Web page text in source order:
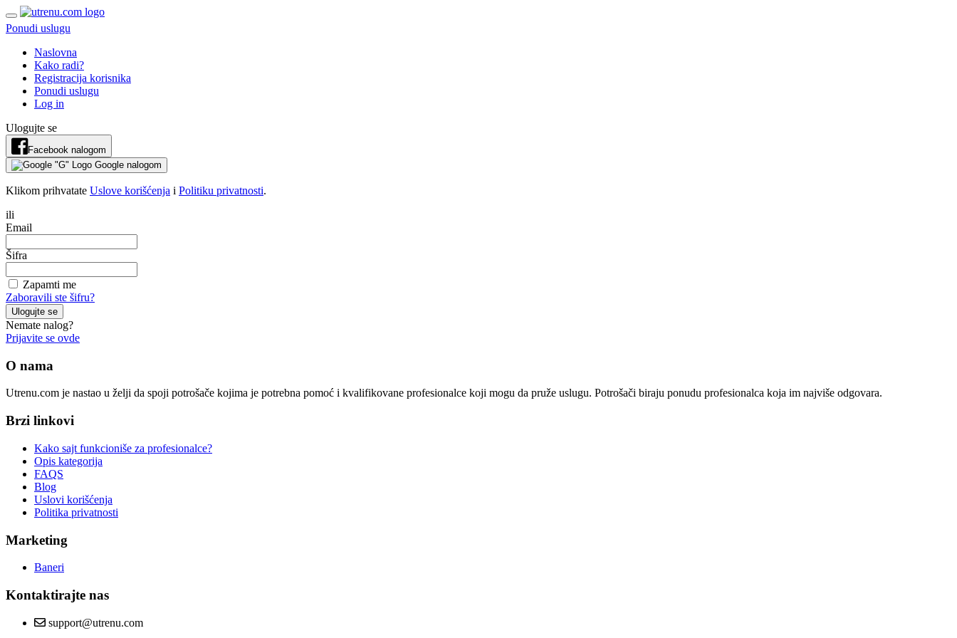
Ponudi uslugu
Naslovna
Kako radi?
Registracija korisnika
Ponudi uslugu
Log in
Ulogujte se
Facebook nalogom
Google nalogom
Klikom prihvatate Uslove korišćenja i Politiku privatnosti.
ili
Email
Šifra
Zapamti me
Zaboravili ste šifru?
Ulogujte se
Nemate nalog?
Prijavite se ovde
O nama
Utrenu.com je nastao u želji da spoji potrošače kojima je potrebna pomoć i kvalifikovane profesionalce koji mogu da pruže uslugu. Potrošači biraju ponudu profesionalca koja im najviše odgovara.
Brzi linkovi
Kako sajt funkcioniše za profesionalce?
Opis kategorija
FAQS
Blog
Uslovi korišćenja
Politika privatnosti
Marketing
Baneri
Kontaktirajte nas
support@utrenu.com